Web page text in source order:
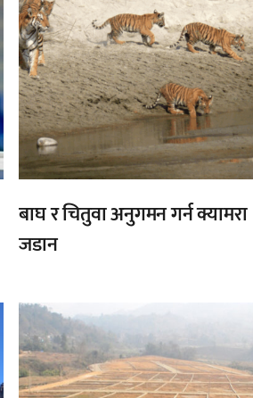
बाघ र चितुवा अनुगमन गर्न क्यामरा
जडान
,